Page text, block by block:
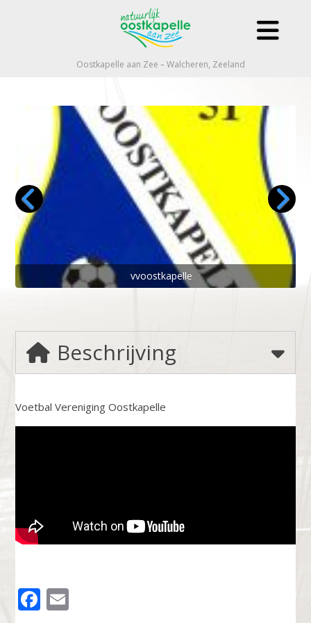
Oostkapelle aan Zee – Walcheren, Zeeland
vvoostkapelle
Beschrijving
Voetbal Vereniging Oostkapelle
FACEBOOK
EMAIL